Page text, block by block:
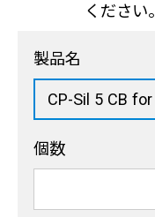
ください
製品名
個数